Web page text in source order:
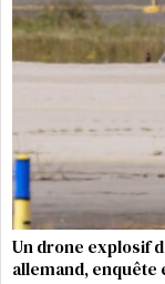
Un drone explosif
allemand, enquête